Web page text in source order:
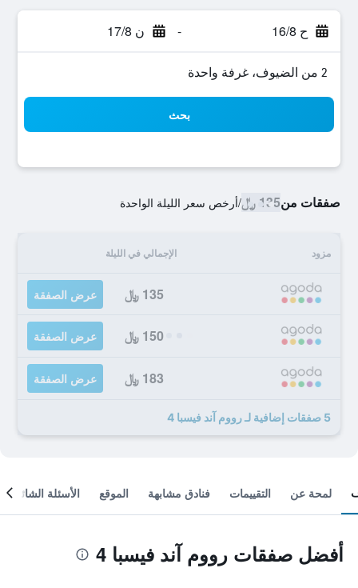
ح 16/8 - ن 17/8
2 من الضيوف، غرفة واحدة
بحث
صفقات من135 ﷼ /أرخص سعر الليلة الواحدة
مزود الإجمالي في الليلة
135 ﷼ عرض الصفقة
150 ﷼ عرض الصفقة
183 ﷼ عرض الصفقة
5 صفقات إضافية لـ رووم آند فيسبا 4
لمحة عن التقييمات فنادق مشابهة الموقع الأسئلة الشائعة
أفضل صفقات رووم آند فيسبا 4